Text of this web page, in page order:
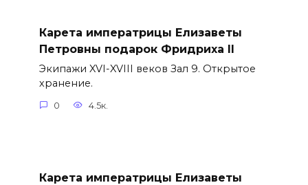
Карета императрицы Елизаветы
Петровны подарок Фридриха II
Экипажи XVI-XVIII веков Зал 9. Открытое
хранение.
0 4.5к.
Карета императрицы Елизаветы